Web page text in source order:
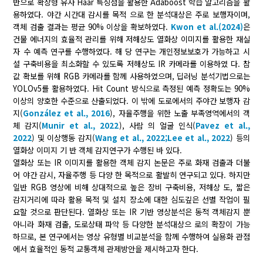
용하였다. 야간 시간대 감시를 목적 으로 한 분석대상은 주로 보행자이며,
객체 검출 결과는 평균 90% 이상을 확보하였다. Kwon et al.(2024)은
건물 에너지의 효율적 관리를 위해 저해상도 열화상 이미지를 활용한 재실
자 수 예측 연구를 수행하였다. 해 당 연구는 개인정보보호가 가능하고 시
설 구축비용을 최소화할 수 있도록 저해상도 IR 카메라를 이용하였 다. 참
값 확보를 위해 RGB 카메라를 함께 사용하였으며, 딥러닝 분석기법으로는
YOLOv5를 활용하였다. Hit Count 방식으로 측정된 예측 정확도는 90%
이상의 양호한 수준으로 산출되었다. 이 밖에 도로에서의 주야간 보행자 감
지(González et al., 2016), 자율주행을 위한 노출 부족영역에서의 객
체 감지(Munir et al., 2022), 사람 의 얼굴 인식(Pavez et al.,
2022) 및 이상행동 감지(Wang et al., 2022;Lee et al., 2022) 등의
열화상 이미지 기 반 객체 감지연구가 수행된 바 있다.
열화상 또는 IR 이미지를 활용한 객체 감지 논문은 주로 화재 검출과 더불
어 야간 감시, 자율주행 등 다양 한 목적으로 활발히 연구되고 있다. 하지만
일반 RGB 영상에 비해 상대적으로 높은 장비 구축비용, 저해상 도, 짧은
감지거리에 따라 활용 목적 및 설치 장소에 대한 심도깊은 선별 작업이 필
요할 것으로 판단된다. 열화상 또는 IR 기반 영상분석은 동적 객체감지 뿐
아니라 화재 검출, 도로상태 파악 등 다양한 분석대상으 로의 확장이 가능
하므로, 본 연구에서는 영상 유형별 비교분석을 함께 수행하여 실용화 관점
에서 효율적인 동적 교통객체 관제방안을 제시하고자 한다.